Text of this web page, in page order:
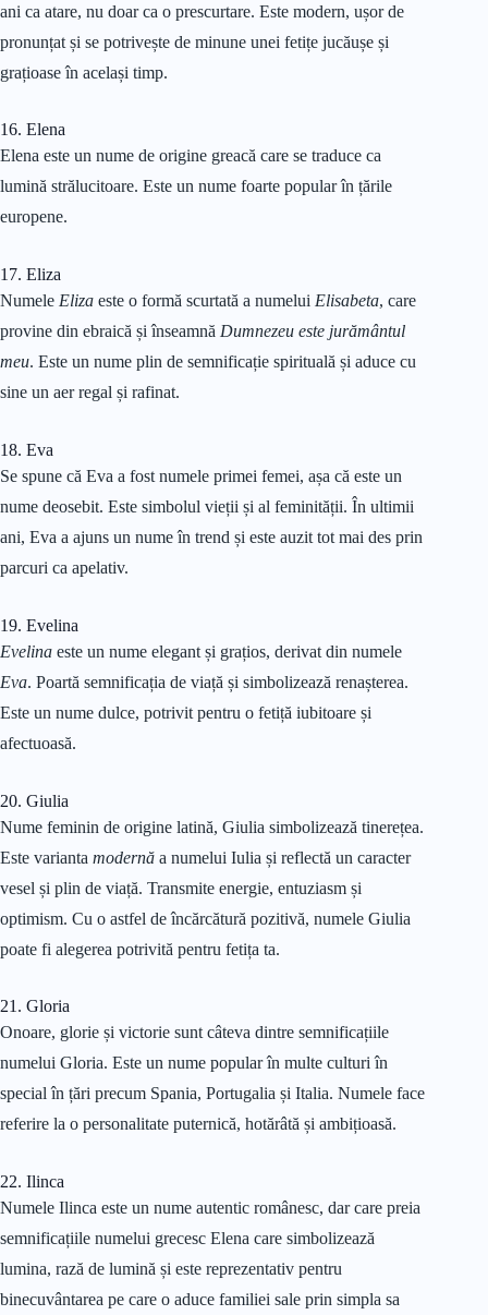
ani ca atare, nu doar ca o prescurtare. Este modern, ușor de
pronunțat și se potrivește de minune unei fetițe jucăușe și
grațioase în același timp.
16. Elena
Elena este un nume de origine greacă care se traduce ca
lumină strălucitoare. Este un nume foarte popular în țările
europene.
17. Eliza
Numele Eliza este o formă scurtată a numelui Elisabeta, care
provine din ebraică și înseamnă Dumnezeu este jurământul
meu. Este un nume plin de semnificație spirituală și aduce cu
sine un aer regal și rafinat.
18. Eva
Se spune că Eva a fost numele primei femei, așa că este un
nume deosebit. Este simbolul vieții și al feminității. În ultimii
ani, Eva a ajuns un nume în trend și este auzit tot mai des prin
parcuri ca apelativ.
19. Evelina
Evelina este un nume elegant și grațios, derivat din numele
Eva. Poartă semnificația de viață și simbolizează renașterea.
Este un nume dulce, potrivit pentru o fetiță iubitoare și
afectuoasă.
20. Giulia
Nume feminin de origine latină, Giulia simbolizează tinerețea.
Este varianta modernă a numelui Iulia și reflectă un caracter
vesel și plin de viață. Transmite energie, entuziasm și
optimism. Cu o astfel de încărcătură pozitivă, numele Giulia
poate fi alegerea potrivită pentru fetița ta.
21. Gloria
Onoare, glorie și victorie sunt câteva dintre semnificațiile
numelui Gloria. Este un nume popular în multe culturi în
special în țări precum Spania, Portugalia și Italia. Numele face
referire la o personalitate puternică, hotărâtă și ambițioasă.
22. Ilinca
Numele Ilinca este un nume autentic românesc, dar care preia
semnificațiile numelui grecesc Elena care simbolizează
lumina, rază de lumină și este reprezentativ pentru
binecuvântarea pe care o aduce familiei sale prin simpla sa